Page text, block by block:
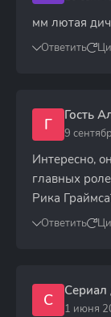
мм лютая
Ответить
Г Гость
9
Интересно,
главных
Рика
Ответить
С Сериал
1 июня